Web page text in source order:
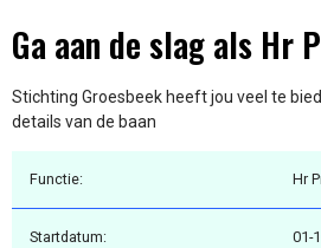
Ga aan de slag als Hr
Stichting Groesbeek heeft jou veel te
details van de baan
Functie: Hr
Startdatum: 01-